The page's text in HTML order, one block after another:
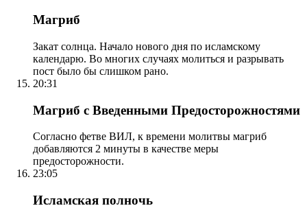
Магриб
Закат солнца. Начало нового дня по исламскому
календарю. Во многих случаях молиться и разрывать
пост было бы слишком рано.
20:31
Магриб с Введенными Предосторожностями
Согласно фетве ВИЛ, к времени молитвы магриб
добавляются 2 минуты в качестве меры
предосторожности.
23:05
Исламская полночь